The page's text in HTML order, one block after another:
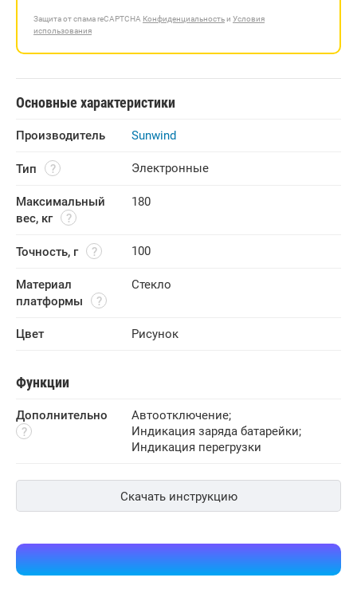
Защита от спама reCAPTCHA Конфиденциальностьи Условия
использования
Основные характеристики
Производитель Sunwind
Тип Электронные
Максимальный
вес, кг
180
Точность, г 100
Материал
платформы
Стекло
Цвет Рисунок
Функции
Дополнительно Автоотключение;
Индикация заряда батарейки;
Индикация перегрузки
Скачать инструкцию